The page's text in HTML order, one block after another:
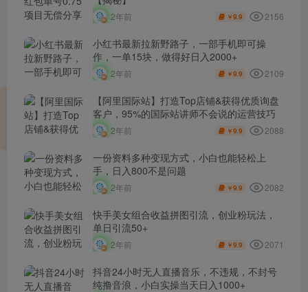
2年前 ￥9.9 2156
小红书最新拉新野路子，一部手机即可操
作，一单15块，做得好日入2000+
2年前 ￥9.9 2109
【阿里国际站】打造Top店铺&获得优质询盘
客户，​95%的国际站讲师不会说的运营技巧
2年前 ￥9.9 2088
一份资料多种变现方式，小白也能轻松上
手，日入800不是问题
2年前 ￥9.9 2082
快手美女组合收益拼图引流，创业粉玩法，
单日引流50+
2年前 ￥9.9 2071
抖音24小时无人直播音乐，不违规，不封号
纯撸音浪，小白实操当天日入1000+